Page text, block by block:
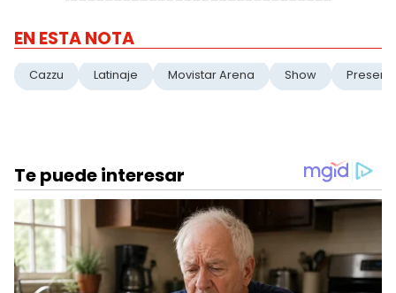
EN ESTA NOTA
Cazzu Latinaje Movistar Arena Show